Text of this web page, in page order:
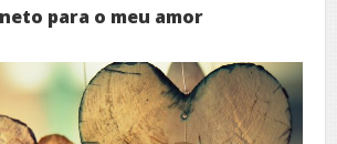
para o meu amor